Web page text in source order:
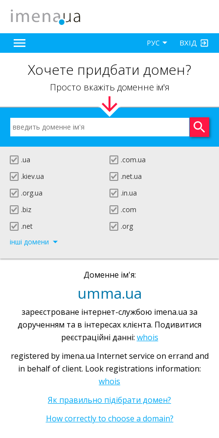
ВХІД
РУС
Хочете придбати домен?
Просто вкажіть доменне ім'я
.ua
.com.ua
.kiev.ua
.net.ua
.org.ua
.in.ua
.biz
.com
.net
.org
інші домени
Доменне ім'я:
umma.ua
зареєстроване інтернет-службою imena.ua за
дорученням та в інтересах клієнта. Подивитися
реєстраційні данні: whois
registered by imena.ua Internet service on errand and
in behalf of client. Look registrations information:
whois
Як правильно підібрати домен?
How correctly to choose a domain?